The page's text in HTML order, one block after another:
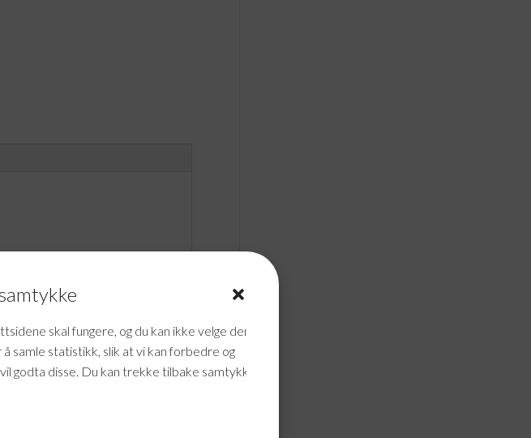
skal fungere, og du kan ikke velge dem
samle statistikk, slik at vi kan forbedre og
godta disse. Du kan trekke tilbake samtykke når